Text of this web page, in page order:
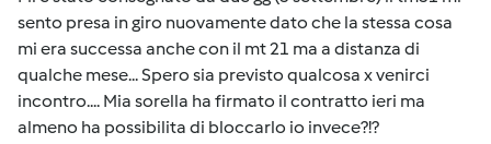
sento presa in giro nuovamente dato che la stessa cosa
mi era successa anche con il mt 21 ma a distanza di
qualche mese... Spero sia previsto qualcosa x venirci
incontro.... Mia sorella ha firmato il contratto ieri ma
almeno ha possibilita di bloccarlo io invece?!?